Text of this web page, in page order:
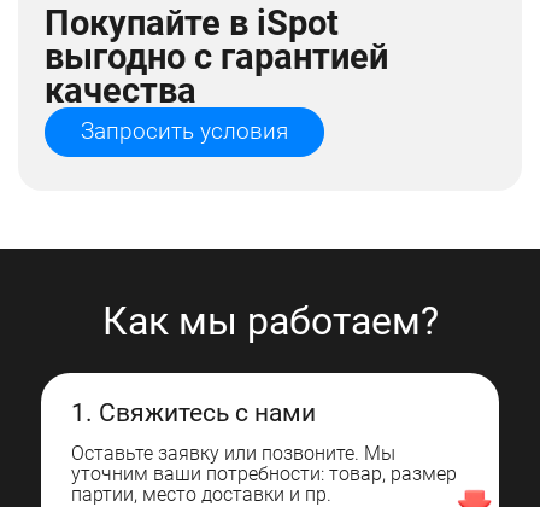
Покупайте в iSpot
выгодно с гарантией
качества
Запросить условия
Как мы работаем?
1. Свяжитесь с нами
Оставьте заявку или позвоните. Мы
уточним ваши потребности: товар, размер
партии, место доставки и пр.